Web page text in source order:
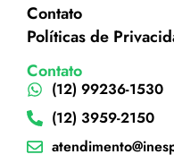
Contato
Políticas de
Contato
(12) 99236-1530
(12) 3959-2150